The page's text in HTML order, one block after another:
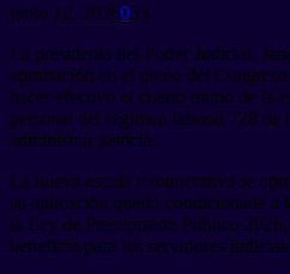
junio 12, 2026053
La presidenta del Poder Judicial,
aprobación en el pleno del
hacer efectivo el cuarto tramo de la
personal del régimen laboral 728 de
administrar justicia.
La nueva escala remunerativa se
su aplicación quedó condicionada a
la Ley de Presupuesto Público
beneficio para los servidores